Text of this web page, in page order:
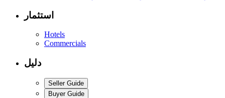
استثمار
Hotels
Commercials
دليل
Seller Guide
Buyer Guide